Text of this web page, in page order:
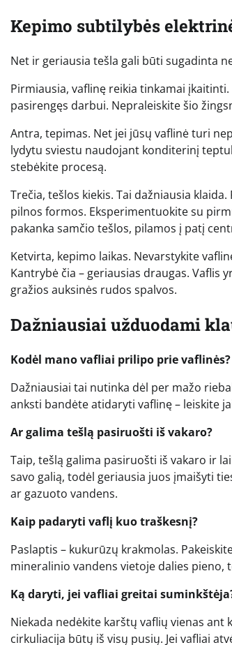
Kepimo subtilybės
Net ir geriausia tešla gali būti sugadinta
Pirmiausia, vaflinę reikia tinkamai
pasirengęs darbui. Nepraleiskite šio
Antra, tepimas. Net jei jūsų vaflinė turi
lydytu sviestu naudojant konditerinį
stebėkite procesą.
Trečia, tešlos kiekis. Tai dažniausia
pilnos formos. Eksperimentuokite su
pakanka samčio tešlos, pilamos į patį
Ketvirta, kepimo laikas. Nevarstykite
Kantrybė čia – geriausias draugas. Vaflis
gražios auksinės rudos spalvos.
Dažniausiai užduodami
Kodėl mano vafliai prilipo prie vaflinės?
Dažniausiai tai nutinka dėl per mažo
anksti bandėte atidaryti vaflinę – leiskite
Ar galima tešlą pasiruošti iš vakaro?
Taip, tešlą galima pasiruošti iš vakaro ir
savo galią, todėl geriausia juos įmaišyti
ar gazuoto vandens.
Kaip padaryti vaflį kuo traškesnį?
Paslaptis – kukurūzų krakmolas.
mineralinio vandens vietoje dalies pieno,
Ką daryti, jei vafliai greitai
Niekada nedėkite karštų vaflių vienas ant
cirkuliacija būtų iš visų pusių. Jei vafliai